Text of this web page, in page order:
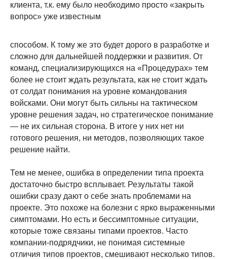
клиента, т.к. ему было необходимо просто «закрыть
вопрос» уже известным
способом. К тому же это будет дорого в разработке и
сложно для дальнейшей поддержки и развития. От
команд, специализирующихся на «Процедурах» тем
более не стоит ждать результата, как не стоит ждать
от солдат понимания на уровне командования
войсками. Они могут быть сильны на тактическом
уровне решения задач, но стратегическое понимание
— не их сильная сторона. В итоге у них нет ни
готового решения, ни методов, позволяющих такое
решение найти.
Тем не менее, ошибка в определении типа проекта
достаточно быстро всплывает. Результаты такой
ошибки сразу дают о себе знать проблемами на
проекте. Это похоже на болезни с ярко выраженными
симптомами. Но есть и бессимптомные ситуации,
которые тоже связаны типами проектов. Часто
компании-подрядчики, не понимая системные
отличия типов проектов, смешивают несколько типов.